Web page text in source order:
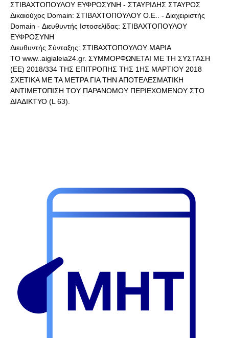
ΣΤΙΒΑΧΤΟΠΟΥΛΟΥ ΕΥΦΡΟΣΥΝΗ - ΣΤΑΥΡΙΔΗΣ ΣΤΑΥΡΟΣ
Δικαιούχος Domain: ΣΤΙΒΑΧΤΟΠΟΥΛΟΥ Ο.Ε.. - Διαχειριστής
Domain - Διευθυντής Ιστοσελίδας: ΣΤΙΒΑΧΤΟΠΟΥΛΟΥ
ΕΥΦΡΟΣΥΝΗ
Διευθυντής Σύνταξης: ΣΤΙΒΑΧΤΟΠΟΥΛΟΥ ΜΑΡΙΑ
ΤΟ www..aigialeia24.gr. ΣΥΜΜΟΡΦΩΝΕΤΑΙ ΜΕ ΤΗ ΣΥΣΤΑΣΗ
(ΕΕ) 2018/334 ΤΗΣ ΕΠΙΤΡΟΠΗΣ ΤΗΣ 1ΗΣ ΜΑΡΤΙΟΥ 2018
ΣΧΕΤΙΚΑ ΜΕ ΤΑ ΜΕΤΡΑ ΓΙΑ ΤΗΝ ΑΠΟΤΕΛΕΣΜΑΤΙΚΗ
ΑΝΤΙΜΕΤΩΠΙΣΗ ΤΟΥ ΠΑΡΑΝΟΜΟΥ ΠΕΡΙΕΧΟΜΕΝΟΥ ΣΤΟ
ΔΙΑΔΙΚΤΥΟ (L 63).